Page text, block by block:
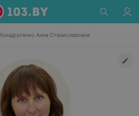
Кондратенко Анна Станиславовна